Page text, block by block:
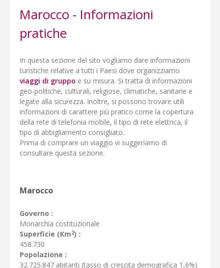
Marocco - Informazioni
pratiche
In questa sezione del sito vogliamo dare informazioni
turistiche relative a tutti i Paesi dove organizziamo
viaggi di gruppo e su misura. Si tratta di informazioni
geo-politiche, culturali, religiose, climatiche, sanitarie e
legate alla sicurezza. Inoltre, si possono trovare utili
informazioni di carattere più pratico come la copertura
della rete di telefonia mobile, il tipo di rete elettrica, il
tipo di abbigliamento consigliato.
Prima di comprare un viaggio vi suggeriamo di
consultare questa sezione.
Marocco
Governo :
Monarchia costituzionale
Superficie (Km2) :
458.730
Popolazione :
32.725.847 abitanti (tasso di crescita demografica 1,6%)